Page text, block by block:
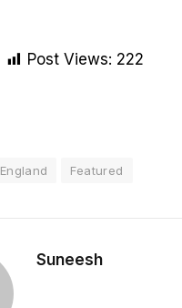
Post Views: 222
England Featured
Suneesh